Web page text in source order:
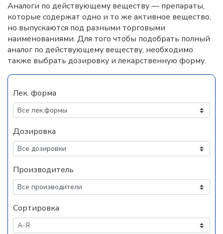
Аналоги по действующему веществу — препараты,
которые содержат одно и то же активное вещество,
но выпускаются под разными торговыми
наименованиями. Для того чтобы подобрать полный
аналог по действующему веществу, необходимо
также выбрать дозировку и лекарственную форму.
Лек. форма
Дозировка
Производитель
Сортировка